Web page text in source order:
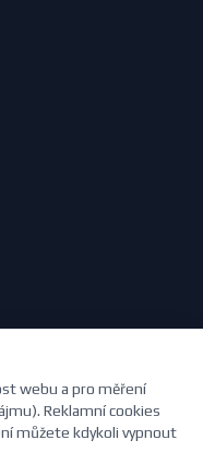
webu a pro měření
Reklamní cookies
můžete kdykoli vypnout